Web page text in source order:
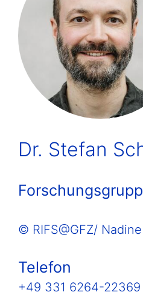
Dr. Stefan
© RIFS@GFZ/
Telefon
+49 331 6264-22369